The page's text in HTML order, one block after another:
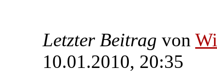
Letzter Beitrag von
10.01.2010, 20:35